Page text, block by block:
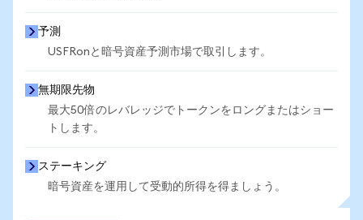
予測
USFRonと暗号資産予測市場で取引します。
無期限先物
最大50倍のレバレッジでトークンをロングまたはショー
トします。
ステーキング
暗号資産を運用して受動的所得を得ましょう。